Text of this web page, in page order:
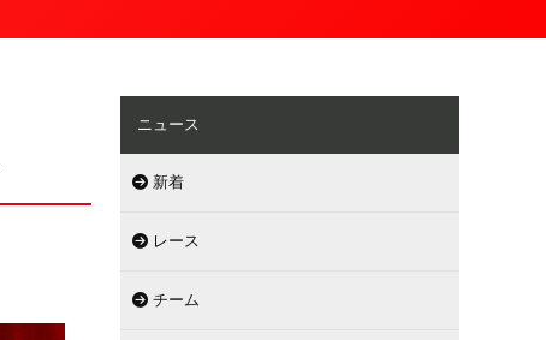
ニュース
新着
レース
チーム